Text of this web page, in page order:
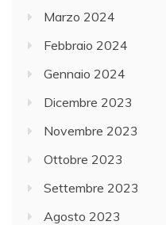
Marzo 2024
Febbraio 2024
Gennaio 2024
Dicembre 2023
Novembre 2023
Ottobre 2023
Settembre 2023
Agosto 2023